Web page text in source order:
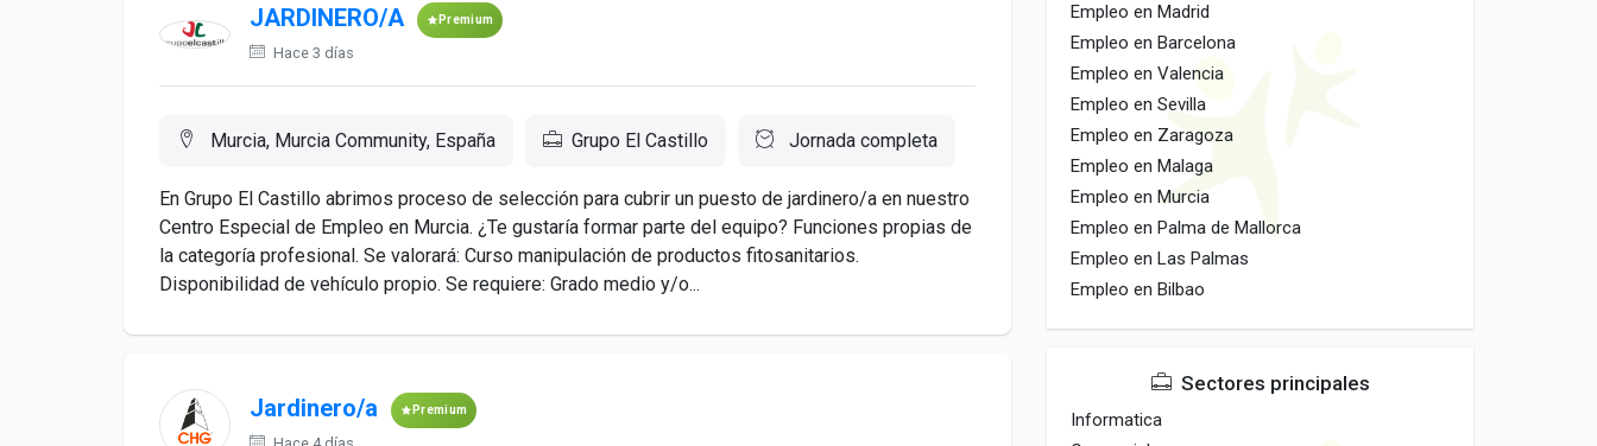
JARDINERO/A Premium
Hace 3 días
Murcia, Murcia Community, España Grupo El Castillo Jornada completa
En Grupo El Castillo abrimos proceso de selección para cubrir un puesto de jardinero/a en nuestro
Centro Especial de Empleo en Murcia. ¿Te gustaría formar parte del equipo? Funciones propias de
la categoría profesional. Se valorará: Curso manipulación de productos fitosanitarios.
Disponibilidad de vehículo propio. Se requiere: Grado medio y/o...
Jardinero/a Premium
Empleo en Madrid
Empleo en Barcelona
Empleo en Valencia
Empleo en Sevilla
Empleo en Zaragoza
Empleo en Malaga
Empleo en Murcia
Empleo en Palma de Mallorca
Empleo en Las Palmas
Empleo en Bilbao
Sectores principales
Informatica